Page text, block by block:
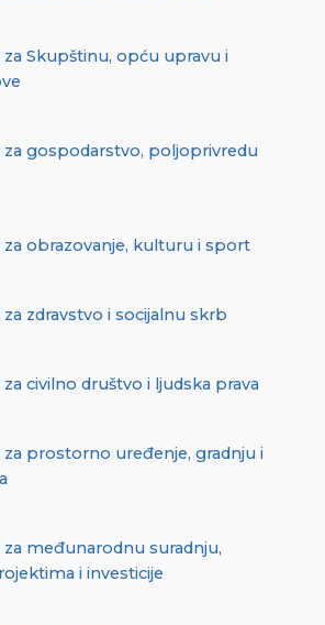
za Skupštinu, opću upravu i
za gospodarstvo, poljoprivredu
za obrazovanje, kulturu i sport
zdravstvo i socijalnu skrb
civilno društvo i ljudska prava
za prostorno uređenje, gradnju i
za međunarodnu suradnju,
i investicije